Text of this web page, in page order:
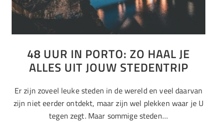
48 UUR IN PORTO: ZO HAAL JE
ALLES UIT JOUW STEDENTRIP
Er zijn zoveel leuke steden in de wereld en veel daarvan
zijn niet eerder ontdekt, maar zijn wel plekken waar je U
tegen zegt. Maar sommige steden…